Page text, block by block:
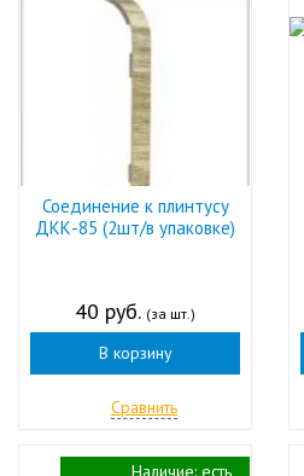
Соединение к плинтусу
ДКК-85 (2шт/в упаковке)
40 руб. (за шт.)
В корзину
Сравнить
Наличие: есть